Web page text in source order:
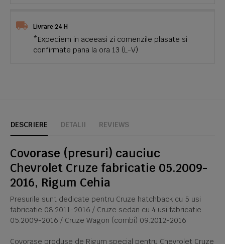
Livrare 24 H
*Expediem in aceeasi zi comenzile plasate si
confirmate pana la ora 13 (L-V)
DESCRIERE DETALII REVIEWS
Covorase (presuri) cauciuc
Chevrolet Cruze fabricatie 05.2009-
2016, Rigum Cehia
Presurile sunt dedicate pentru Cruze hatchback cu 5 usi
fabricatie 08.2011-2016 / Cruze sedan cu 4 usi fabricatie
05.2009-2016 / Cruze Wagon (combi) 09.2012-2016
Covorase produse de Rigum special pentru Chevrolet Cruze